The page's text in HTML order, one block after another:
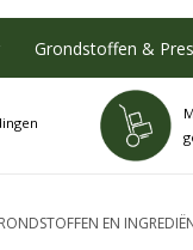
Grondstoffen &
EN